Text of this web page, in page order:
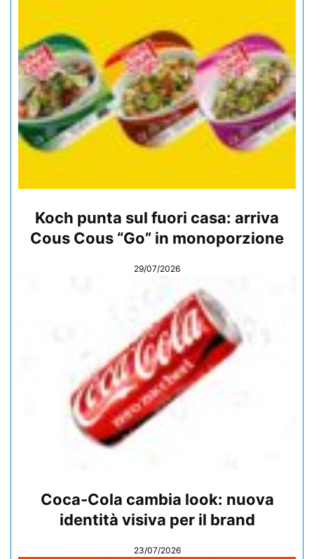
Koch punta sul fuori casa: arriva
Cous Cous “Go” in monoporzione
29/07/2026
Coca-Cola cambia look: nuova
identità visiva per il brand
23/07/2026